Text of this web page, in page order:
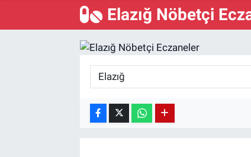
Elazığ Nöbetçi
Proses Otomasyonu
Depolama Çözümleri